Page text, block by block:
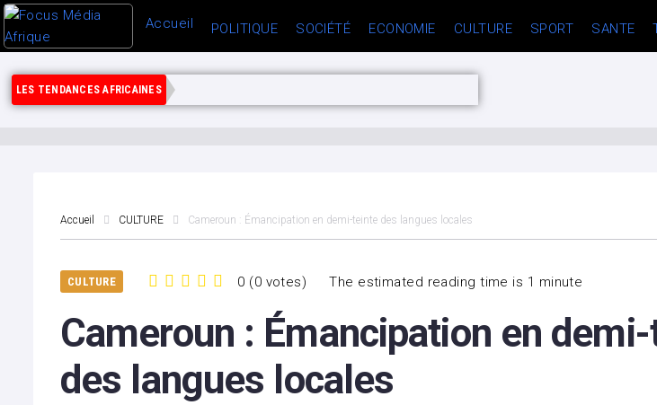
Accueil POLITIQUE SOCIÉTÉ ECONOMIE CULTURE SPORT SANTE
LES TENDANCES AFRICAINES
Accueil CULTURE Cameroun : Émancipation en demi-teinte des langues locales
CULTURE 0 (0 votes) The estimated reading time is 1 minute
Cameroun : Émancipation en
des langues locales